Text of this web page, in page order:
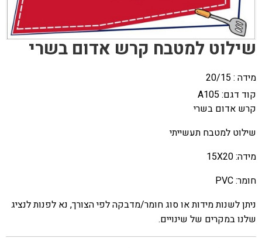
שילוט למטבח קרש אדום בשרי
מידה : 20/15
קוד דגם:A105
קרש אדום בשרי
שילוט למטבח תעשייתי
מידה: 15X20
חומר: PVC
ניתן לשנות מידות או סוג חומר/מדבקה לפי הצורך, נא לפנות לנציג
שלנו במקרים של שינויים.